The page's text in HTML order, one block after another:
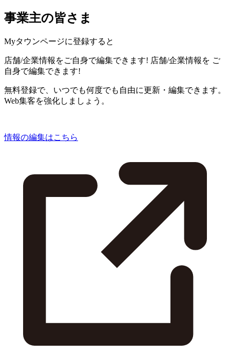
事業主の皆さま
Myタウンページに登録すると
店舗/企業情報をご自身で編集できます! 店舗/企業情報を ご
自身で編集できます!
無料登録で、いつでも何度でも自由に更新・編集できます。
Web集客を強化しましょう。
情報の編集はこちら